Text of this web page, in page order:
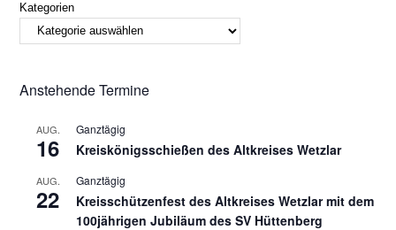
Kategorien
Anstehende Termine
AUG.
16
Ganztägig
Kreiskönigsschießen des Altkreises Wetzlar
AUG.
22
Ganztägig
Kreisschützenfest des Altkreises Wetzlar mit dem
100jährigen Jubiläum des SV Hüttenberg